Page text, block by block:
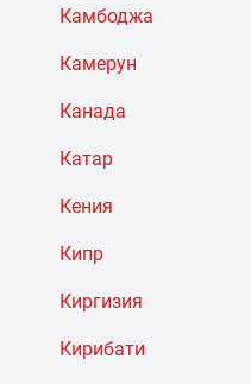
Камбоджа
Камерун
Канада
Катар
Кения
Кипр
Киргизия
Кирибати